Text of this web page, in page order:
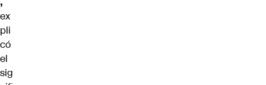
ex
pli
có
el
sig